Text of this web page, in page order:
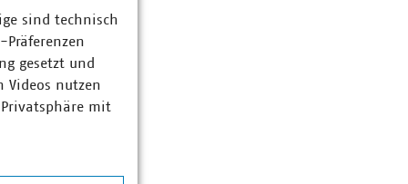
Hinblick auf die
des
in RAMEN,
zukünftige
sind technisch
gesetzt und
Videos nutzen
mit